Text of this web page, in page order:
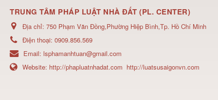
TRUNG TÂM PHÁP LUẬT NHÀ ĐẤT (PL. CENTER)
Địa chỉ: 750 Phạm Văn Đồng,Phường Hiệp Bình,Tp. Hồ Chí Minh
Điện thoại: 0909.856.569
Email: lsphamanhtuan@gmail.com
Website: http://phapluatnhadat.com http://luatsusaigonvn.com